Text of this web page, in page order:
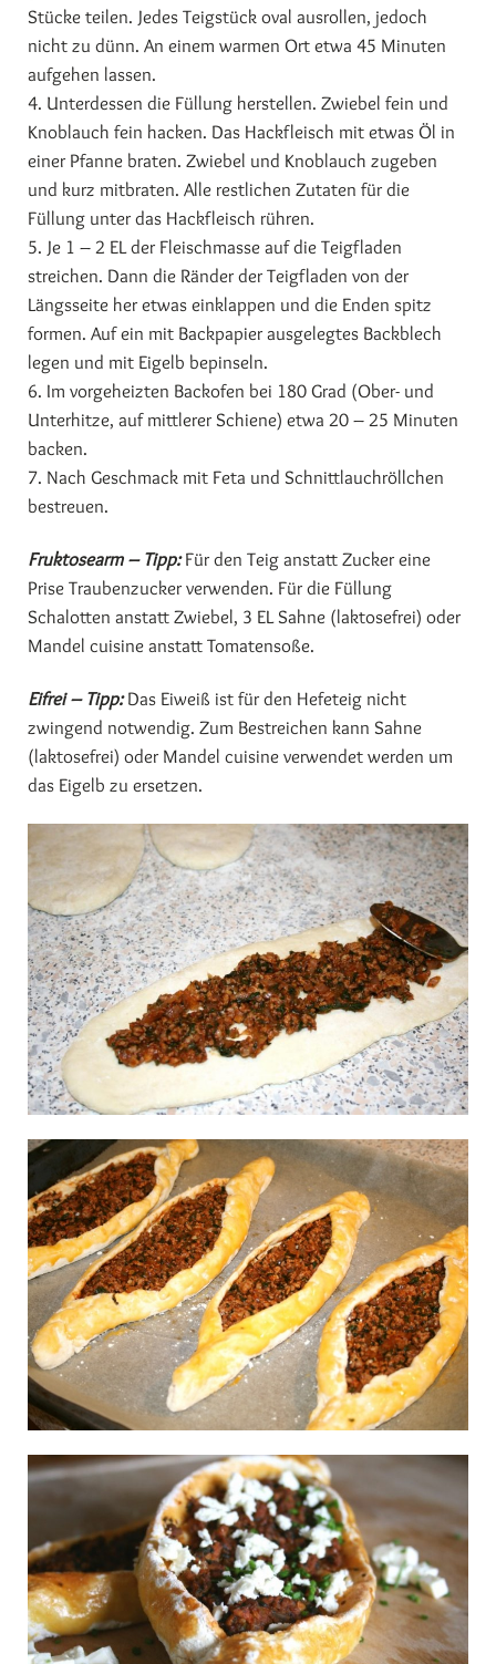
Stücke teilen. Jedes Teigstück oval ausrollen, jedoch
nicht zu dünn. An einem warmen Ort etwa 45 Minuten
aufgehen lassen.
4. Unterdessen die Füllung herstellen. Zwiebel fein und
Knoblauch fein hacken. Das Hackfleisch mit etwas Öl in
einer Pfanne braten. Zwiebel und Knoblauch zugeben
und kurz mitbraten. Alle restlichen Zutaten für die
Füllung unter das Hackfleisch rühren.
5. Je 1 – 2 EL der Fleischmasse auf die Teigfladen
streichen. Dann die Ränder der Teigfladen von der
Längsseite her etwas einklappen und die Enden spitz
formen. Auf ein mit Backpapier ausgelegtes Backblech
legen und mit Eigelb bepinseln.
6. Im vorgeheizten Backofen bei 180 Grad (Ober- und
Unterhitze, auf mittlerer Schiene) etwa 20 – 25 Minuten
backen.
7. Nach Geschmack mit Feta und Schnittlauchröllchen
bestreuen.
Fruktosearm – Tipp: Für den Teig anstatt Zucker eine
Prise Traubenzucker verwenden. Für die Füllung
Schalotten anstatt Zwiebel, 3 EL Sahne (laktosefrei) oder
Mandel cuisine anstatt Tomatensoße.
Eifrei – Tipp:Das Eiweiß ist für den Hefeteig nicht
zwingend notwendig. Zum Bestreichen kann Sahne
(laktosefrei) oder Mandel cuisine verwendet werden um
das Eigelb zu ersetzen.